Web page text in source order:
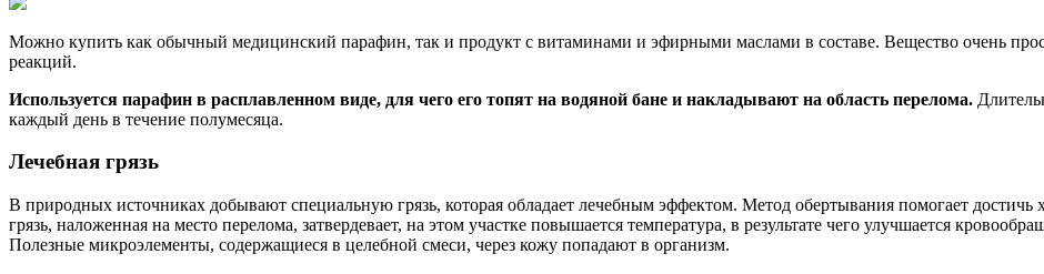
Можно купить как обычный медицинский парафин, так и продукт с витаминами и эфирными маслами в составе. Вещество очень
реакций.
Используется парафин в расплавленном виде, для чего его топят на водяной бане и накладывают на область перелома.
каждый день в течение полумесяца.
Лечебная грязь
В природных источниках добывают специальную грязь, которая обладает лечебным эффектом. Метод обертывания помогает достичь
грязь, наложенная на место перелома, затвердевает, на этом участке повышается температура, в результате чего улучшается
Полезные микроэлементы, содержащиеся в целебной смеси, через кожу попадают в организм.